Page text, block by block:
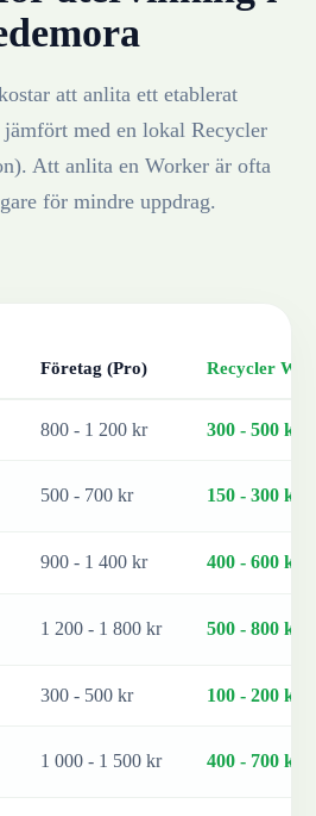
att anlita ett etablerat
med en lokal Recycler
Att anlita en Worker är ofta
för mindre uppdrag.
Företag (Pro) Recycler
800 - 1 200 kr 300 - 500 kr
500 - 700 kr 150 - 300 kr
900 - 1 400 kr 400 - 600 kr
1 200 - 1 800 kr 500 - 800 kr
300 - 500 kr 100 - 200 kr
1 000 - 1 500 kr 400 - 700 kr